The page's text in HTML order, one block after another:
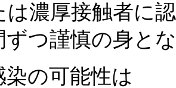
濃厚接触者に
ずつ謹慎の身と
染の可能性は